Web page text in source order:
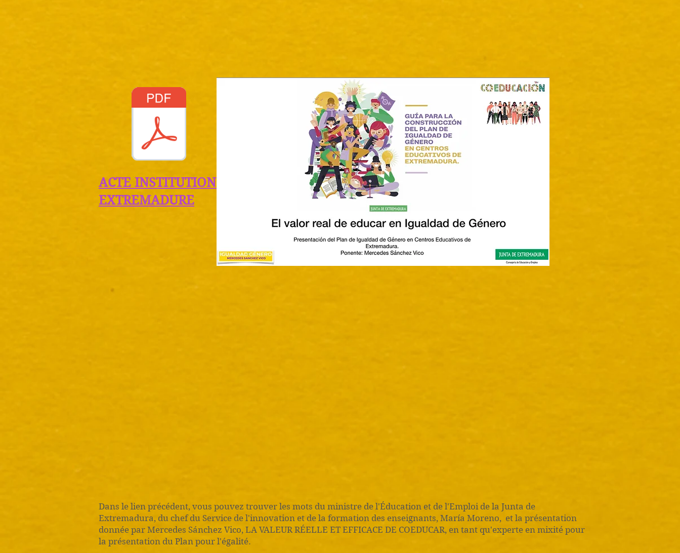
ACTE INSTITUTIONNEL DE PRESENTATION DU PLAN EGALITE GENRE EN
EXTREMADURE
Dans le lien précédent, vous pouvez trouver les mots du ministre de l'Éducation et de l'Emploi de la Junta de
Extremadura, du chef du Service de l'innovation et de la formation des enseignants, María Moreno, et la présentation
donnée par Mercedes Sánchez Vico, LA VALEUR RÉELLE ET EFFICACE DE COEDUCAR, en tant qu'experte en mixité pour
la présentation du Plan pour l'égalité.